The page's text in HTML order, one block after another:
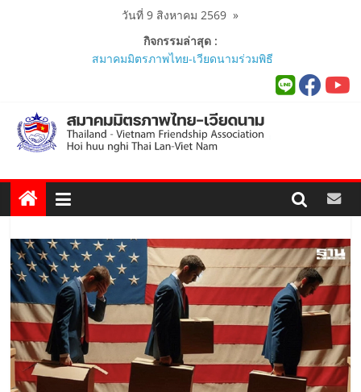
วันที่ 9 สิงหาคม 2569»
กิจกรรมล่าสุด :
สมาคมมิตรภาพไทย-เวียดนามร่วมพิธี
Viet Nam Connect Forum ..
สมาคมร่วมนำนักศึกษาเวียดนาม
โครงการหลักสูตรภาษาอังกฤษเร่งรัด
นายกสมาคมมิตรภาพไทย-เวียดนาม
รัฐมนตรีว่าการกระทรวงมหาดไทย
เยือนเวียดนามอย่างเป็นทางการ..
ผู้นำเวียดนาม-ไทย ร่วมแสดงวิสัยทัศน์
งาน Thailand–Vietnam Business
Forum 2026 เฉลิมฉลอง 50 ปีความ
สัมพันธ์ทางการทูต..
นายกสมาคมฯ ร่วมพิธีเปิดนิทรรศการ
“The Woven Ties: Celebrating 50
Years of Thailand-Viet Nam
Diplomatic Relations”..